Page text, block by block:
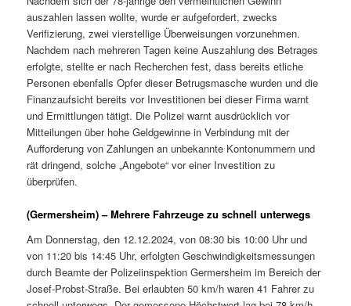
auszahlen lassen wollte, wurde er aufgefordert, zwecks
Verifizierung, zwei vierstellige Überweisungen vorzunehmen.
Nachdem nach mehreren Tagen keine Auszahlung des Betrages
erfolgte, stellte er nach Recherchen fest, dass bereits etliche
Personen ebenfalls Opfer dieser Betrugsmasche wurden und die
Finanzaufsicht bereits vor Investitionen bei dieser Firma warnt
und Ermittlungen tätigt. Die Polizei warnt ausdrücklich vor
Mitteilungen über hohe Geldgewinne in Verbindung mit der
Aufforderung von Zahlungen an unbekannte Kontonummern und
rät dringend, solche „Angebote“ vor einer Investition zu
überprüfen.
(Germersheim) – Mehrere Fahrzeuge zu schnell unterwegs
Am Donnerstag, den 12.12.2024, von 08:30 bis 10:00 Uhr und
von 11:20 bis 14:45 Uhr, erfolgten Geschwindigkeitsmessungen
durch Beamte der Polizeiinspektion Germersheim im Bereich der
Josef-Probst-Straße. Bei erlaubten 50 km/h waren 41 Fahrer zu